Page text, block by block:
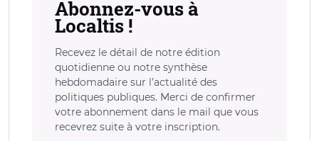
Abonnez-vous à
Localtis !
Recevez le détail de notre édition
quotidienne ou notre synthèse
hebdomadaire sur l’actualité des
politiques publiques. Merci de confirmer
votre abonnement dans le mail que vous
recevrez suite à votre inscription.